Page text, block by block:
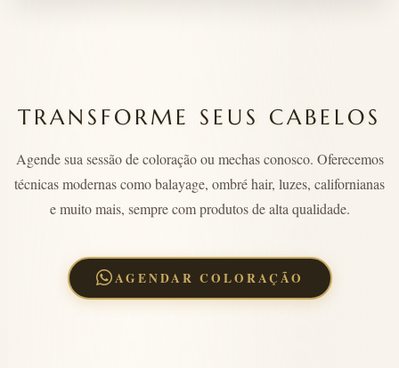
TRANSFORME SEUS CABELOS
Agende sua sessão de coloração ou mechas conosco. Oferecemos
técnicas modernas como balayage, ombré hair, luzes, californianas
e muito mais, sempre com produtos de alta qualidade.
AGENDAR COLORAÇÃO